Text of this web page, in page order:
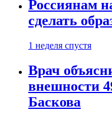
Россиянам
сделать
1 неделя спустя
Врач
внешности
Баскова